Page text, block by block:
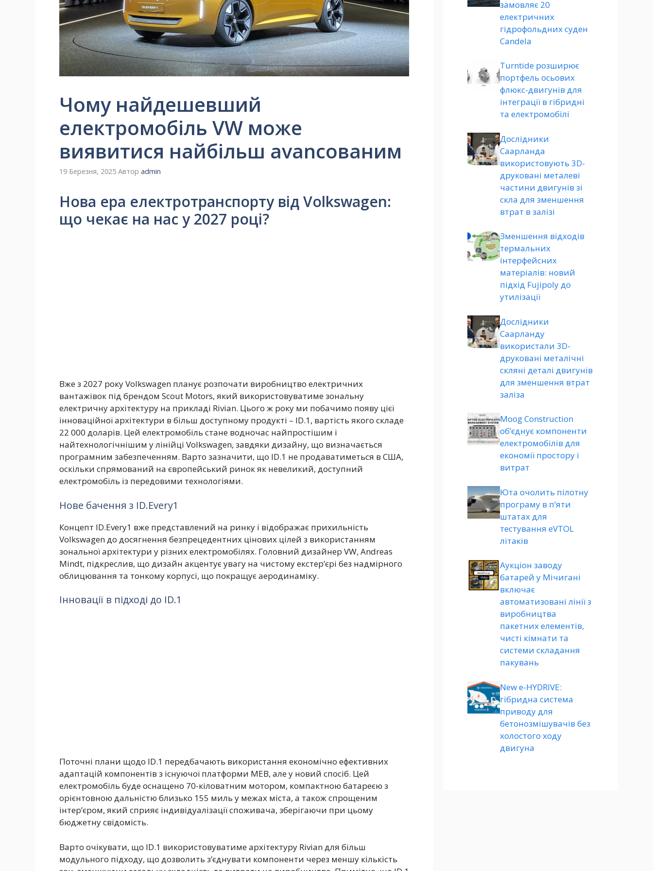
Чому найдешевший
електромобіль VW може
виявитися найбільш avancованим
19 Березня, 2025 Автор admin
Нова ера електротранспорту від Volkswagen:
що чекає на нас у 2027 році?
Вже з 2027 року Volkswagen планує розпочати виробництво електричних
вантажівок під брендом Scout Motors, який використовуватиме зональну
електричну архітектуру на прикладі Rivian. Цього ж року ми побачимо появу цієї
інноваційної архітектури в більш доступному продукті – ID.1, вартість якого складе
22 000 доларів. Цей електромобіль стане водночас найпростішим і
найтехнологічнішим у лінійці Volkswagen, завдяки дизайну, що визначається
програмним забезпеченням. Варто зазначити, що ID.1 не продаватиметься в США,
оскільки спрямований на європейський ринок як невеликий, доступний
електромобіль із передовими технологіями.
Нове бачення з ID.Every1
Концепт ID.Every1 вже представлений на ринку і відображає прихильність
Volkswagen до досягнення безпрецедентних цінових цілей з використанням
зональної архітектури у різних електромобілях. Головний дизайнер VW, Andreas
Mindt, підкреслив, що дизайн акцентує увагу на чистому екстер’єрі без надмірного
облицювання та тонкому корпусі, що покращує аеродинаміку.
Інновації в підході до ID.1
Поточні плани щодо ID.1 передбачають використання економічно ефективних
адаптацій компонентів з існуючої платформи MEB, але у новий спосіб. Цей
електромобіль буде оснащено 70-кіловатним мотором, компактною батареєю з
орієнтовною дальністю близько 155 миль у межах міста, а також спрощеним
інтер’єром, який сприяє індивідуалізації споживача, зберігаючи при цьому
бюджетну свідомість.
Варто очікувати, що ID.1 використовуватиме архітектуру Rivian для більш
модульного підходу, що дозволить з’єднувати компоненти через меншу кількість
замовляє 20
електричних
гідрофольдних суден
Candela
Turntide розширює
портфель осьових
флюкс-двигунів для
інтеграції в гібридні
та електромобілі
Дослідники
Саарланда
використовують 3D-
друковані металеві
частини двигунів зі
скла для зменшення
втрат в залізі
Зменшення відходів
термальних
інтерфейсних
матеріалів: новий
підхід Fujipoly до
утилізації
Дослідники
Саарланду
використали 3D-
друковані металічні
скляні деталі двигунів
для зменшення втрат
заліза
Moog Construction
об’єднує компоненти
електромобілів для
економії простору і
витрат
Юта очолить пілотну
програму в п’яти
штатах для
тестування eVTOL
літаків
Аукціон заводу
батарей у Мічигані
включає
автоматизовані лінії з
виробництва
пакетних елементів,
чисті кімнати та
системи складання
пакувань
New e-HYDRIVE:
гібридна система
приводу для
бетонозмішувачів без
холостого ходу
двигуна